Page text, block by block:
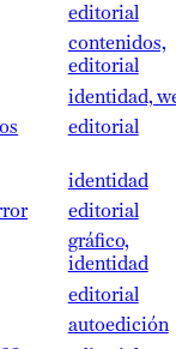
editorial
contenidos,
editorial
identidad,
editorial
identidad
editorial
gráfico,
identidad
editorial
autoedición